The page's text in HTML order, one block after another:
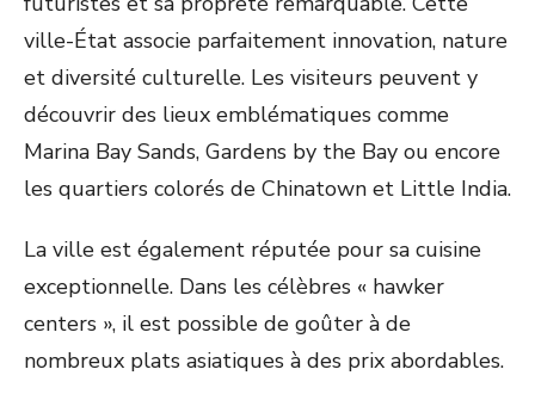
ville-État associe parfaitement innovation, nature
et diversité culturelle. Les visiteurs peuvent y
découvrir des lieux emblématiques comme
Marina Bay Sands, Gardens by the Bay ou encore
les quartiers colorés de Chinatown et Little India.
La ville est également réputée pour sa cuisine
exceptionnelle. Dans les célèbres « hawker
centers », il est possible de goûter à de
nombreux plats asiatiques à des prix abordables.